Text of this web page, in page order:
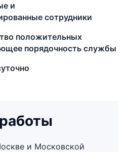
и
сотрудники
положительных
порядочность службы
и Московской